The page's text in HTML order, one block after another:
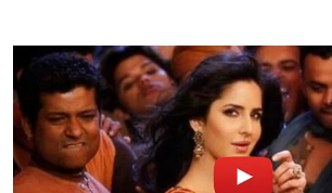
क्रि
ट
I
P